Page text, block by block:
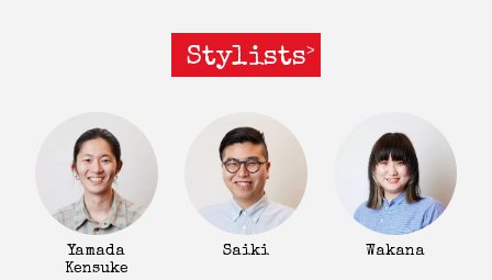
Stylists
Yamada
Kensuke
Saiki Wakana